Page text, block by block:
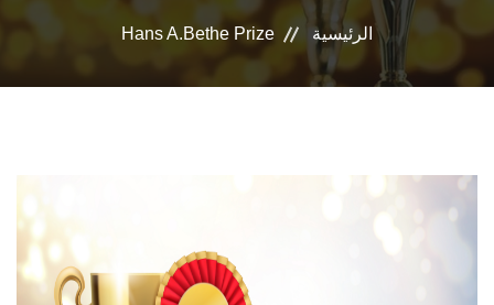
الرئيسية Hans A.Bethe Prize